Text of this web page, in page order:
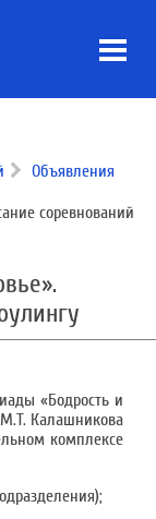
Объявления
соревнований
«Бодрость и
Калашникова
комплексе